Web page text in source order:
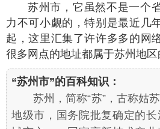
苏州市，它虽然不是一个
力不可小觑的，特别是最近几
起，这里汇集了许许多多的网
很多网点的地址都属于苏州地区
“苏州市”的百科知识：
苏州，简称“苏”，古称姑
地级市，国务院批复确定的